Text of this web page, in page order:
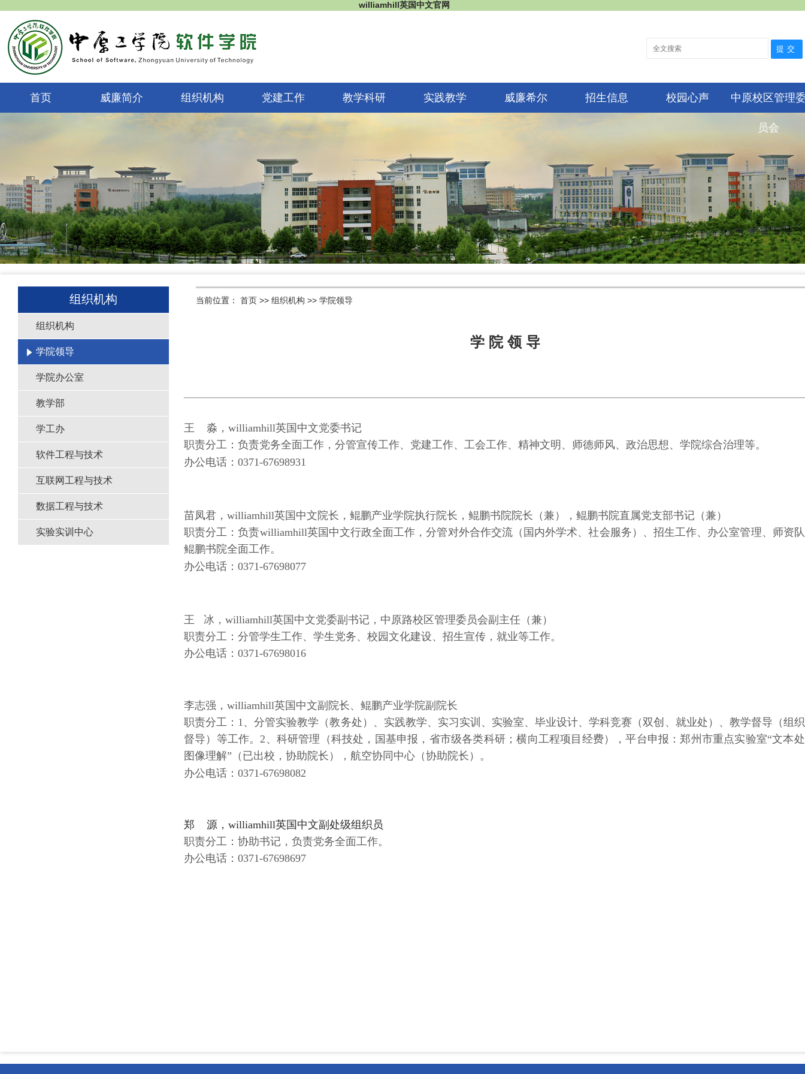
williamhill英国中文官网
首页 威廉简介 组织机构 党建工作 教学科研 实践教学 威廉希尔 招生信息 校园心声 中原校区管理
员会
组织机构
组织机构
学院领导
学院办公室
教学部
学工办
软件工程与技术
互联网工程与技术
数据工程与技术
实验实训中心
当前位置： 首页 >> 组织机构 >> 学院领导
学 院 领 导
王 淼，williamhill英国中文党委书记
职责分工：负责党务全面工作，分管宣传工作、党建工作、工会工作、精神文明、师德师风、政治思想、学院综合治理等。
办公电话：0371-67698931
苗凤君，williamhill英国中文院长， 鲲鹏产业学院执行院长，鲲鹏书院院长（兼），鲲鹏书院直属党支部书记（兼）
职责分工：负责williamhill英国中文行政全面工作，分管对外合作交流（国内外学术、社会服务）、招生工作、办公室管理、师资
鲲鹏书院全面工作。
办公电话：0371-67698077
王 冰，williamhill英国中文党委副书记， 中原路校区管理委员会副主任（兼）
职责分工：分管学生工作、学生党务、校园文化建设、招生宣传，就业等工作。
办公电话：0371-67698016
李志强，williamhill英国中文副院长、鲲鹏产业学院副院长
职责分工：1、分管实验教学（教务处）、实践教学、实习实训、实验室、毕业设计、学科竞赛（双创、就业处）、教学督导（组
督导）等工作。2、科研管理（科技处，国基申报，省市级各类科研；横向工程项目经费），平台申报：郑州市重点实验室“文本
图像理解”（已出校，协助院长），航空协同中心（协助院长）。
办公电话：0371-67698082
郑 源，williamhill英国中文副处级组织员
职责分工：协助书记，负责党务全面工作。
办公电话：0371-67698697